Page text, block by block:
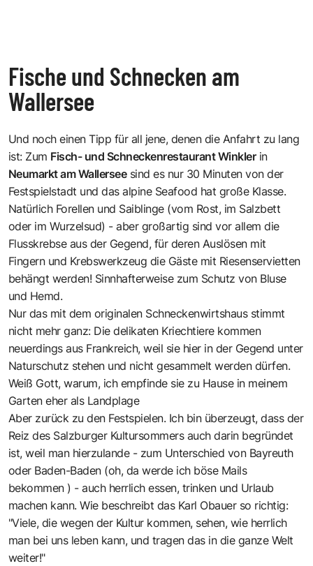
Fische und Schnecken am
Wallersee
Und noch einen Tipp für all jene, denen die Anfahrt zu lang
ist: Zum Fisch- und Schneckenrestaurant Winklerin
Neumarkt am Wallerseesind es nur 30 Minuten von der
Festspielstadt und das alpine Seafood hat große Klasse.
Natürlich Forellen und Saiblinge (vom Rost, im Salzbett
oder im Wurzelsud) - aber großartig sind vor allem die
Flusskrebse aus der Gegend, für deren Auslösen mit
Fingern und Krebswerkzeug die Gäste mit Riesenservietten
behängt werden! Sinnhafterweise zum Schutz von Bluse
und Hemd.
Nur das mit dem originalen Schneckenwirtshaus stimmt
nicht mehr ganz: Die delikaten Kriechtiere kommen
neuerdings aus Frankreich, weil sie hier in der Gegend unter
Naturschutz stehen und nicht gesammelt werden dürfen.
Weiß Gott, warum, ich empfinde sie zu Hause in meinem
Garten eher als Landplage
Aber zurück zu den Festspielen. Ich bin überzeugt, dass der
Reiz des Salzburger Kultursommers auch darin begründet
ist, weil man hierzulande - zum Unterschied von Bayreuth
oder Baden-Baden (oh, da werde ich böse Mails
bekommen ) - auch herrlich essen, trinken und Urlaub
machen kann. Wie beschreibt das Karl Obauer so richtig:
"Viele, die wegen der Kultur kommen, sehen, wie herrlich
man bei uns leben kann, und tragen das in die ganze Welt
weiter!"